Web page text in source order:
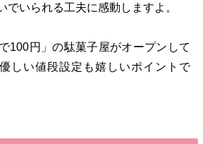
でいられる工夫に感動しますよ。
100円」の駄菓子屋がオープンして
しい値段設定も嬉しいポイントで